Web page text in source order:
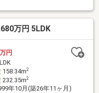
る■全館空調システム■1
しスペース有■キッチン横
ンフォメーション】・
分）・日進西中学校まで
赤池まで約1900ｍ（徒歩
万円 5LDK
万円
158.34m2
232.35m2
年10月(築26年11ヶ月)